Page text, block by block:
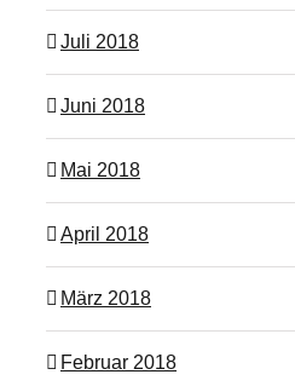
Juli 2018
Juni 2018
Mai 2018
April 2018
März 2018
Februar 2018